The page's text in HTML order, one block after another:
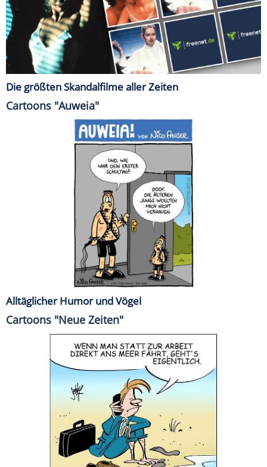
Die größten Skandalfilme aller Zeiten
Cartoons "Auweia"
Alltäglicher Humor und Vögel
Cartoons "Neue Zeiten"